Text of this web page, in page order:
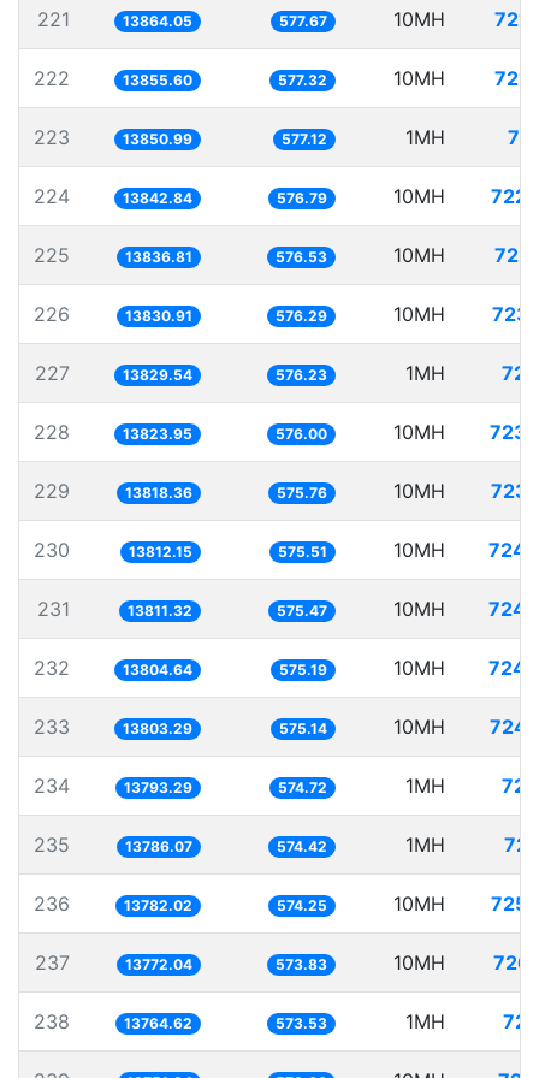
221 13864.05 577.67 10MH
222 13855.60 577.32 10MH
223 13850.99 577.12 1MH
224 13842.84 576.79 10MH
225 13836.81 576.53 10MH
226 13830.91 576.29 10MH
227 13829.54 576.23 1MH
228 13823.95 576.00 10MH
229 13818.36 575.76 10MH
230 13812.15 575.51 10MH
231 13811.32 575.47 10MH
232 13804.64 575.19 10MH
233 13803.29 575.14 10MH
234 13793.29 574.72 1MH
235 13786.07 574.42 1MH
236 13782.02 574.25 10MH
237 13772.04 573.83 10MH
238 13764.62 573.53 1MH